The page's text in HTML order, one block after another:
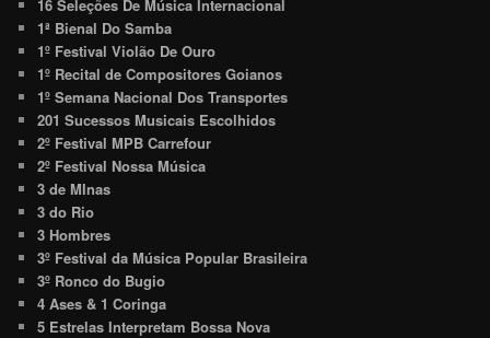
16 Seleções De Música Internacional
1ª Bienal Do Samba
1º Festival Violão De Ouro
1º Recital de Compositores Goianos
1º Semana Nacional Dos Transportes
201 Sucessos Musicais Escolhidos
2º Festival MPB Carrefour
2º Festival Nossa Música
3 de MInas
3 do Rio
3 Hombres
3º Festival da Música Popular Brasileira
3º Ronco do Bugio
4 Ases & 1 Coringa
5 Estrelas Interpretam Bossa Nova